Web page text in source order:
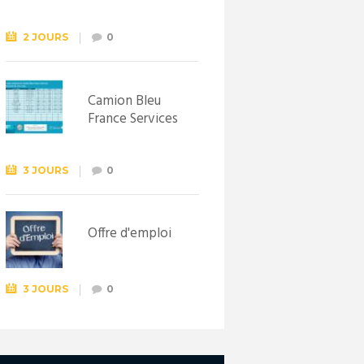
Lewarde, le 26
septembre !
2 JOURS 0
Camion Bleu
France Services
3 JOURS 0
Offre d'emploi
3 JOURS 0